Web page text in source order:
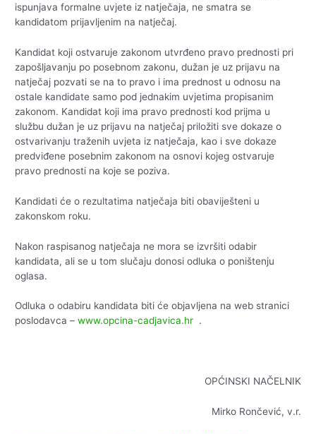
ispunjava formalne uvjete iz natječaja, ne smatra se
kandidatom prijavljenim na natječaj.
Kandidat koji ostvaruje zakonom utvrđeno pravo prednosti pri
zapošljavanju po posebnom zakonu, dužan je uz prijavu na
natječaj pozvati se na to pravo i ima prednost u odnosu na
ostale kandidate samo pod jednakim uvjetima propisanim
zakonom. Kandidat koji ima pravo prednosti kod prijma u
službu dužan je uz prijavu na natječaj priložiti sve dokaze o
ostvarivanju traženih uvjeta iz natječaja, kao i sve dokaze
predviđene posebnim zakonom na osnovi kojeg ostvaruje
pravo prednosti na koje se poziva.
Kandidati će o rezultatima natječaja biti obaviješteni u
zakonskom roku.
Nakon raspisanog natječaja ne mora se izvršiti odabir
kandidata, ali se u tom slučaju donosi odluka o poništenju
oglasa.
Odluka o odabiru kandidata biti će objavljena na web stranici
poslodavca –www.opcina-cadjavica.hr .
OPĆINSKI NAČELNIK
Mirko Rončević, v.r.